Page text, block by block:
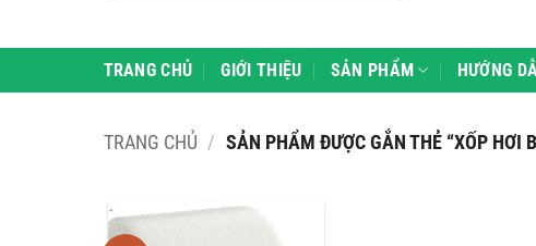
TRANG CHỦ GIỚI THIỆU SẢN PHẨM HƯỚNG
TRANG CHỦ / SẢN PHẨM ĐƯỢC GẮN THẺ “XỐP HƠI